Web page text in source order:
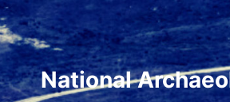
National